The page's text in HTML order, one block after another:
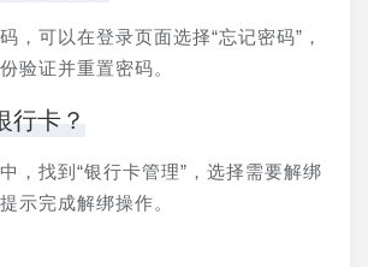
，可以在登录页面选择“忘记密码”，
验证并重置密码。
行卡？
，找到“银行卡管理”，选择需要解绑
示完成解绑操作。